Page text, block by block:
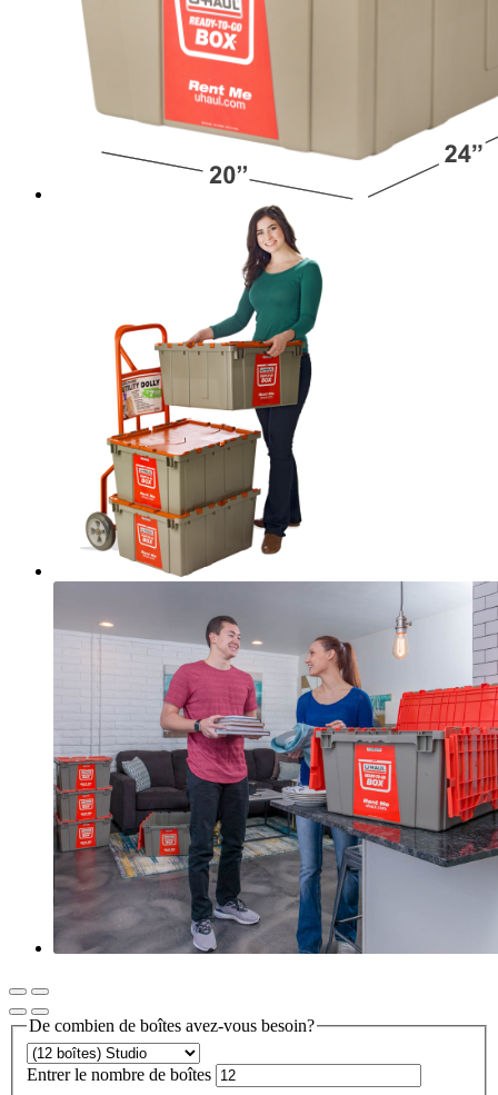
De combien de boîtes avez-vous besoin?
Entrer le nombre de boîtes